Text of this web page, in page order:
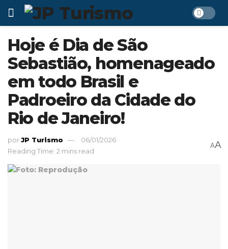
Hoje é Dia de São
Sebastião, homenageado
em todo Brasil e
Padroeiro da Cidade do
Rio de Janeiro!
porJP Turismo
06/01/2026
Reading Time: 2 mins read
AA